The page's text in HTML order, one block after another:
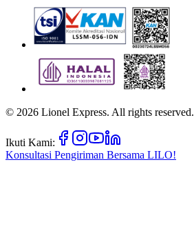
© 2026 Lionel Express. All rights reserved.
Ikuti Kami:
Konsultasi Pengiriman Bersama LILO!